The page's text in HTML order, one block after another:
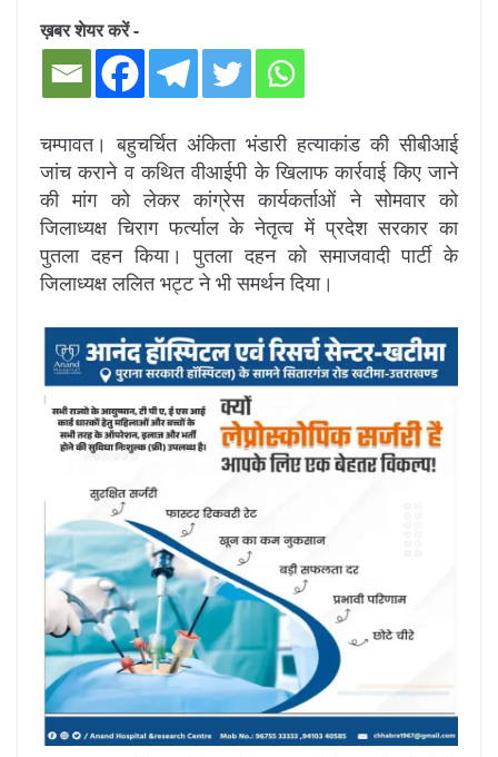
ख़बर शेयर करें -
चम्पावत। बहुचर्चित अंकिता भंडारी हत्याकांड की सीबीआई
जांच कराने व कथित वीआईपी के खिलाफ कार्रवाई किए जाने
की मांग को लेकर कांग्रेस कार्यकर्ताओं ने सोमवार को
जिलाध्यक्ष चिराग फर्त्याल के नेतृत्व में प्रदेश सरकार का
पुतला दहन किया। पुतला दहन को समाजवादी पार्टी के
जिलाध्यक्ष ललित भट्ट ने भी समर्थन दिया।